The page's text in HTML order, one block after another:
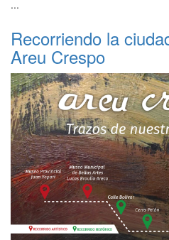
...
Recorriendo la
Areu Crespo